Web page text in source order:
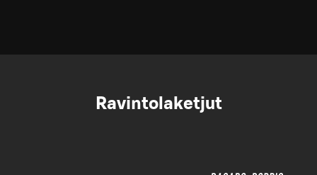
Ravintolaketjut